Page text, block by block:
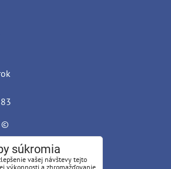
©
súkromia
vašej návštevy tejto
výkonnosti a zhromažďovanie